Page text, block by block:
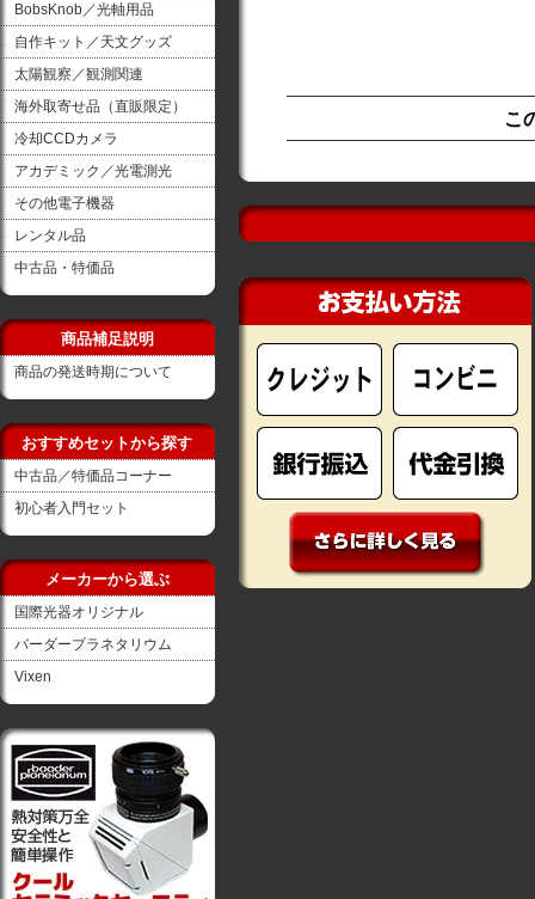
BobsKnob／光軸用品
自作キット／天文グッズ
太陽観察／観測関連
海外取寄せ品（直販限定）
冷却CCDカメラ
アカデミック／光電測光
その他電子機器
レンタル品
中古品・特価品
商品補足説明
商品の発送時期について
おすすめセットから探す
中古品／特価品コーナー
初心者入門セット
メーカーから選ぶ
国際光器オリジナル
バーダープラネタリウム
Vixen
こ